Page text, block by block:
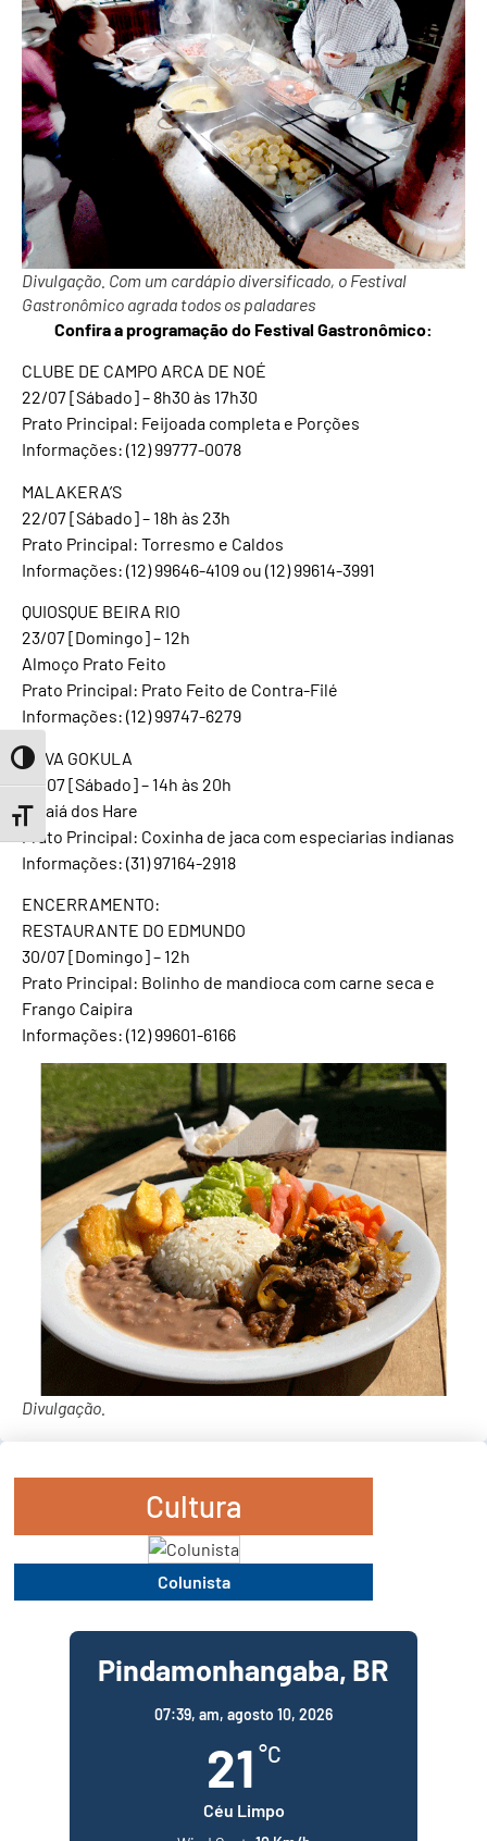
Toggle High Contrast
Toggle Font size
Divulgação. Com um cardápio diversificado, o Festival
Gastronômico agrada todos os paladares
Confira a programação do Festival Gastronômico:
CLUBE DE CAMPO ARCA DE NOÉ
22/07 [Sábado] – 8h30 às 17h30
Prato Principal: Feijoada completa e Porções
Informações: (12) 99777-0078
MALAKERA’S
22/07 [Sábado] – 18h às 23h
Prato Principal: Torresmo e Caldos
Informações: (12) 99646-4109 ou (12) 99614-3991
QUIOSQUE BEIRA RIO
23/07 [Domingo] – 12h
Almoço Prato Feito
Prato Principal: Prato Feito de Contra-Filé
Informações: (12) 99747-6279
NOVA GOKULA
29/07 [Sábado] – 14h às 20h
Arraiá dos Hare
Prato Principal: Coxinha de jaca com especiarias indianas
Informações: (31) 97164-2918
ENCERRAMENTO:
RESTAURANTE DO EDMUNDO
30/07 [Domingo] – 12h
Prato Principal: Bolinho de mandioca com carne seca e
Frango Caipira
Informações: (12) 99601-6166
Divulgação.
Cultura
Colunista
Pindamonhangaba, BR
07:39, am, agosto 10, 2026
21 °C
Céu Limpo